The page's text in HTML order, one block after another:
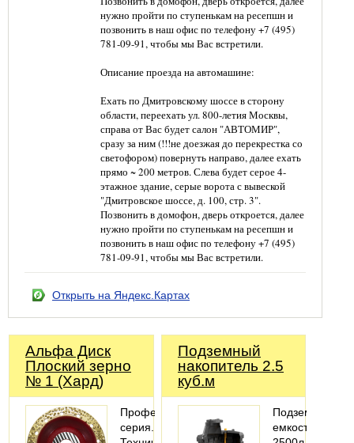
нужно пройти по ступенькам на ресепшн и
позвонить в наш офис по телефону +7 (495)
781-09-91, чтобы мы Вас встретили.
Описание проезда на автомашине:
Ехать по Дмитровскому шоссе в сторону
области, переехать ул. 800-летия Москвы,
справа от Вас будет салон "АВТОМИР",
сразу за ним (!!!не доезжая до перекрестка со
светофором) повернуть направо, далее ехать
прямо ~ 200 метров. Слева будет серое 4-
этажное здание, серые ворота с вывеской
"Дмитровское шоссе, д. 100, стр. 3".
Позвонить в домофон, дверь откроется, далее
нужно пройти по ступенькам на ресепшн и
позвонить в наш офис по телефону +7 (495)
781-09-91, чтобы мы Вас встретили.
Открыть на Яндекс.Картах
Альфа Диск
Плоский зерно
№ 1 (Хард)
Профессиональная
серия.
Подземный
накопитель 2.5
куб.м
Подземная
емкость